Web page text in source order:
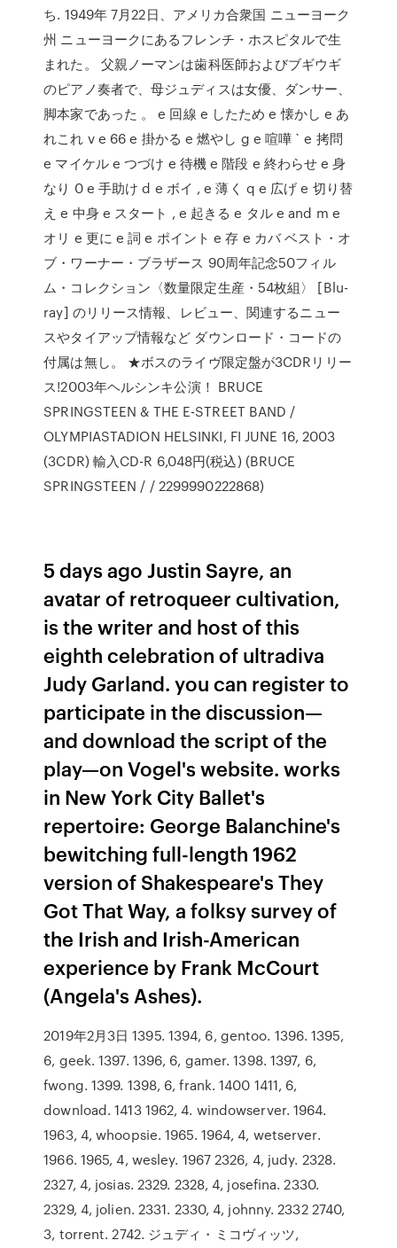
ち. 1949年 7月22日、アメリカ合衆国 ニューヨーク
州 ニューヨークにあるフレンチ・ホスピタルで生
まれた。 父親ノーマンは歯科医師およびブギウギ
のピアノ奏者で、母ジュディスは女優、ダンサー、
脚本家であった 。 e 回線 e したため e 懐かし e あ
れこれ v e 66 e 掛かる e 燃やし g e 喧嘩 ` e 拷問
e マイケル e つづけ e 待機 e 階段 e 終わらせ e 身
なり 0 e 手助け d e ボイ , e 薄く q e 広げ e 切り替
え e 中身 e スタート , e 起きる e タル e and m e
オリ e 更に e 詞 e ポイント e 存 e カバ ベスト・オ
ブ・ワーナー・ブラザース 90周年記念50フィル
ム・コレクション〈数量限定生産・54枚組〉 [Blu-
ray] のリリース情報、レビュー、関連するニュー
スやタイアップ情報など ダウンロード・コードの
付属は無し。 ★ボスのライヴ限定盤が3CDRリリー
ス!2003年ヘルシンキ公演！ BRUCE
SPRINGSTEEN & THE E-STREET BAND /
OLYMPIASTADION HELSINKI, FI JUNE 16, 2003
(3CDR) 輸入CD-R 6,048円(税込) (BRUCE
SPRINGSTEEN / / 2299990222868)
5 days ago Justin Sayre, an
avatar of retroqueer cultivation,
is the writer and host of this
eighth celebration of ultradiva
Judy Garland. you can register to
participate in the discussion—
and download the script of the
play—on Vogel's website. works
in New York City Ballet's
repertoire: George Balanchine's
bewitching full-length 1962
version of Shakespeare's They
Got That Way, a folksy survey of
the Irish and Irish-American
experience by Frank McCourt
(Angela's Ashes).
2019年2月3日 1395. 1394, 6, gentoo. 1396. 1395,
6, geek. 1397. 1396, 6, gamer. 1398. 1397, 6,
fwong. 1399. 1398, 6, frank. 1400 1411, 6,
download. 1413 1962, 4. windowserver. 1964.
1963, 4, whoopsie. 1965. 1964, 4, wetserver.
1966. 1965, 4, wesley. 1967 2326, 4, judy. 2328.
2327, 4, josias. 2329. 2328, 4, josefina. 2330.
2329, 4, jolien. 2331. 2330, 4, johnny. 2332 2740,
3, torrent. 2742. ジュディ・ミコヴィッツ,